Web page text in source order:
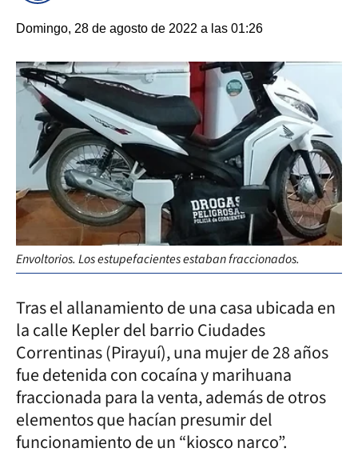
Domingo, 28 de agosto de 2022 a las 01:26
Envoltorios. Los estupefacientes estaban fraccionados.
Tras el allanamiento de una casa ubicada en
la calle Kepler del barrio Ciudades
Correntinas (Pirayuí), una mujer de 28 años
fue detenida con cocaína y marihuana
fraccionada para la venta, además de otros
elementos que hacían presumir del
funcionamiento de un “kiosco narco”.